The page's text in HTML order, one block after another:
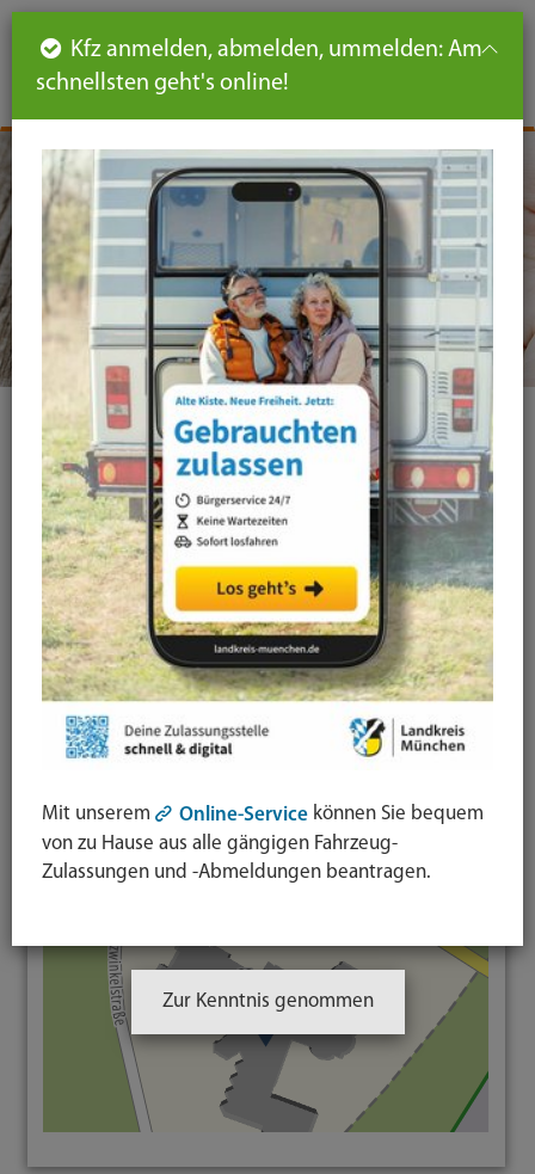
DE
Kontakt
Evang. Alten- und Pflegeheim Planegg
Germeringer Straße 33
82152 Planegg
Telefon:
089 899224-0
Fax:
089 899224-102
E-Mail
Homepage
Seiteninhalt
Hauptnavigation
Seitennavigation
leichte
Sprache
Kfz anmelden, abmelden, ummelden: Am
schnellsten geht's online!
Mit unserem Online-Service können Sie bequem
von zu Hause aus alle gängigen Fahrzeug-
Zulassungen und -Abmeldungen beantragen.
Zur Kenntnis genommen